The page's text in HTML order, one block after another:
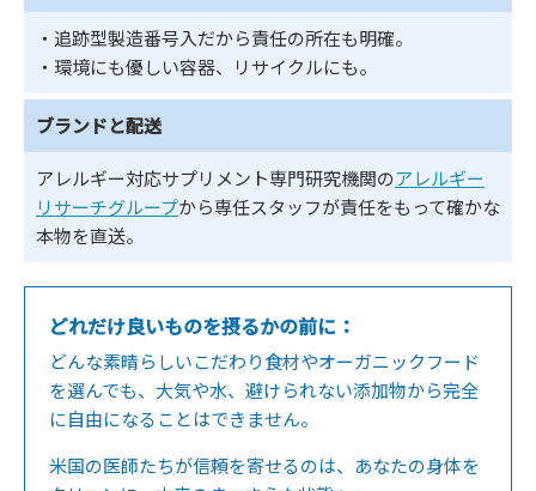
・追跡型製造番号入だから責任の所在も明確。
・環境にも優しい容器、リサイクルにも。
ブランドと配送
アレルギー対応サプリメント専門研究機関のアレルギー
リサーチグループから専任スタッフが責任をもって確かな
本物を直送。
どれだけ良いものを摂るかの前に：
どんな素晴らしいこだわり食材やオーガニックフード
を選んでも、大気や水、避けられない添加物から完全
に自由になることはできません。
米国の医師たちが信頼を寄せるのは、あなたの身体を